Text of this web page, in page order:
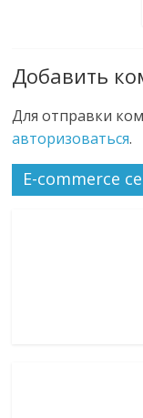
Добавить
Для отправки
авторизоваться.
E-commerce